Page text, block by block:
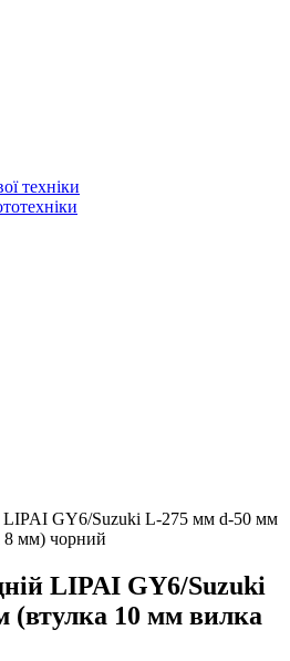
техніки
LIPAI GY6/Suzuki L-275 мм d-50 мм
8 мм) чорний
LIPAI GY6/Suzuki
(втулка 10 мм вилка